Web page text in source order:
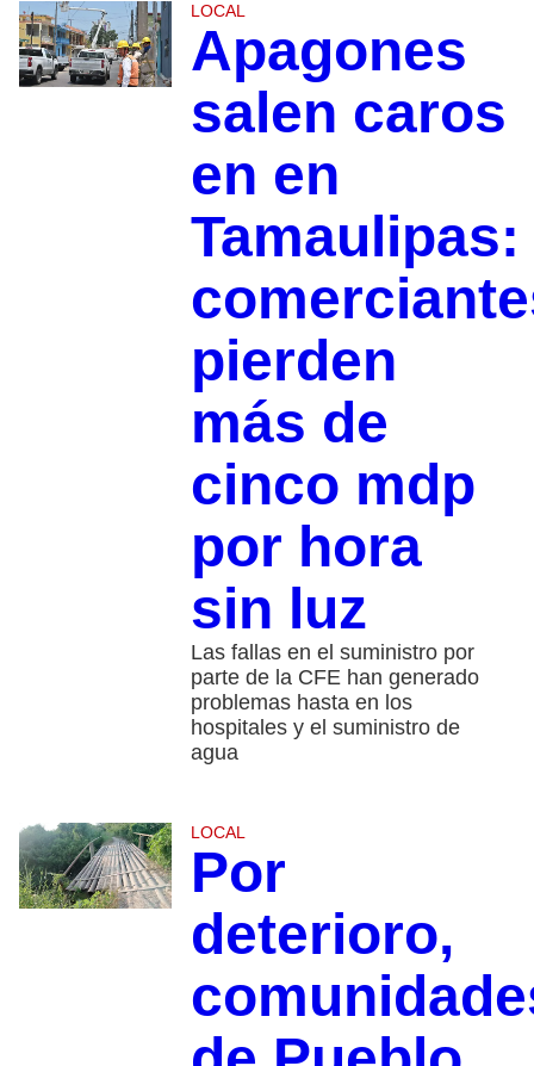
LOCAL
Apagones
salen caros
en en
Tamaulipas:
pierden
más de
cinco mdp
por hora
sin luz
Las fallas en el suministro por
parte de la CFE han generado
problemas hasta en los
hospitales y el suministro de
agua
LOCAL
Por
deterioro,